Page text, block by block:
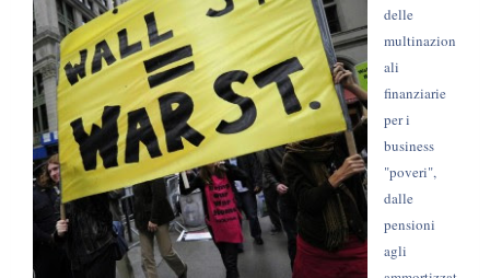
delle
multinazion
ali
finanziarie
per i
business
"poveri",
dalle
pensioni
agli